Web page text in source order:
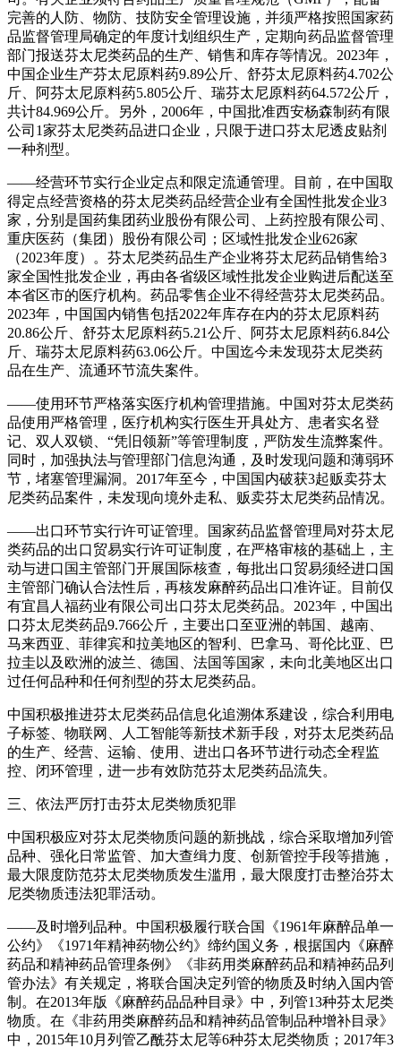
完善的人防、物防、技防安全管理设施，并须严格按照国家药
品监督管理局确定的年度计划组织生产，定期向药品监督管理
部门报送芬太尼类药品的生产、销售和库存等情况。2023年，
中国企业生产芬太尼原料药9.89公斤、舒芬太尼原料药4.702公
斤、阿芬太尼原料药5.805公斤、瑞芬太尼原料药64.572公斤，
共计84.969公斤。另外，2006年，中国批准西安杨森制药有限
公司1家芬太尼类药品进口企业，只限于进口芬太尼透皮贴剂
一种剂型。
——经营环节实行企业定点和限定流通管理。目前，在中国取
得定点经营资格的芬太尼类药品经营企业有全国性批发企业3
家，分别是国药集团药业股份有限公司、上药控股有限公司、
重庆医药（集团）股份有限公司；区域性批发企业626家
（2023年度）。芬太尼类药品生产企业将芬太尼药品销售给3
家全国性批发企业，再由各省级区域性批发企业购进后配送至
本省区市的医疗机构。药品零售企业不得经营芬太尼类药品。
2023年，中国国内销售包括2022年库存在内的芬太尼原料药
20.86公斤、舒芬太尼原料药5.21公斤、阿芬太尼原料药6.84公
斤、瑞芬太尼原料药63.06公斤。中国迄今未发现芬太尼类药
品在生产、流通环节流失案件。
——使用环节严格落实医疗机构管理措施。中国对芬太尼类药
品使用严格管理，医疗机构实行医生开具处方、患者实名登
记、双人双锁、“凭旧领新”等管理制度，严防发生流弊案件。
同时，加强执法与管理部门信息沟通，及时发现问题和薄弱环
节，堵塞管理漏洞。2017年至今，中国国内破获3起贩卖芬太
尼类药品案件，未发现向境外走私、贩卖芬太尼类药品情况。
——出口环节实行许可证管理。国家药品监督管理局对芬太尼
类药品的出口贸易实行许可证制度，在严格审核的基础上，主
动与进口国主管部门开展国际核查，每批出口贸易须经进口国
主管部门确认合法性后，再核发麻醉药品出口准许证。目前仅
有宜昌人福药业有限公司出口芬太尼类药品。2023年，中国出
口芬太尼类药品9.766公斤，主要出口至亚洲的韩国、越南、
马来西亚、菲律宾和拉美地区的智利、巴拿马、哥伦比亚、巴
拉圭以及欧洲的波兰、德国、法国等国家，未向北美地区出口
过任何品种和任何剂型的芬太尼类药品。
中国积极推进芬太尼类药品信息化追溯体系建设，综合利用电
子标签、物联网、人工智能等新技术新手段，对芬太尼类药品
的生产、经营、运输、使用、进出口各环节进行动态全程监
控、闭环管理，进一步有效防范芬太尼类药品流失。
三、依法严厉打击芬太尼类物质犯罪
中国积极应对芬太尼类物质问题的新挑战，综合采取增加列管
品种、强化日常监管、加大查缉力度、创新管控手段等措施，
最大限度防范芬太尼类物质发生滥用，最大限度打击整治芬太
尼类物质违法犯罪活动。
——及时增列品种。中国积极履行联合国《1961年麻醉品单一
公约》《1971年精神药物公约》缔约国义务，根据国内《麻醉
药品和精神药品管理条例》《非药用类麻醉药品和精神药品列
管办法》有关规定，将联合国决定列管的物质及时纳入国内管
制。在2013年版《麻醉药品品种目录》中，列管13种芬太尼类
物质。在《非药用类麻醉药品和精神药品管制品种增补目录》
中，2015年10月列管乙酰芬太尼等6种芬太尼类物质；2017年3